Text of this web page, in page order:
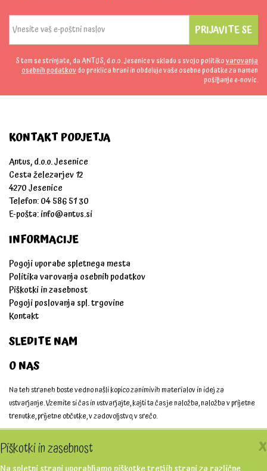
PRIJAVITE SE
S tem se strinjate, da ANTUS, d.o.o. Jesenice v skladu s svojo politikovarovanja
osebnih podatkovdo preklica hrani in obdeluje vaše osebne podatke za namen
pošiljanje e-novic.
KONTAKT PODJETJA
Antus, d.o.o. Jesenice
Cesta železarjev 12
4270 Jesenice
Telefon: 04 586 51 30
E-pošta:info@antus.si
INFORMACIJE
Pogoji uporabe spletnega mesta
Politika varovanja osebnih podatkov
Piškotki in zasebnost
Pogoji poslovanja spl. trgovine
Kontakt
SLEDITE NAM
O NAS
Na teh straneh boste vedno našli kopico zanimivih materialov in idej za
ustvarjanje. Vzemite si čas in ustvarjajte, kajti ta čas je naložba, naložba v prijetne
trenutke, prijetne občutke, v zadovoljstvo, v srečo.
Ustvarjajmo skupaj! X
Piškotki in zasebnost